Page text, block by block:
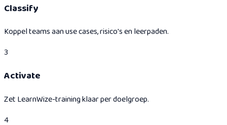
Classify
Koppel teams aan use cases, risico's en leerpaden.
3
Activate
Zet LearnWize-training klaar per doelgroep.
4